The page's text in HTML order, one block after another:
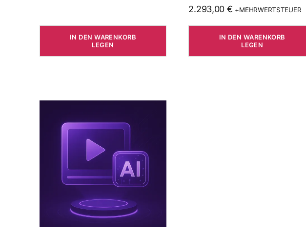
IN DEN WARENKORB
LEGEN
2.293,00 € +MEHRWERTSTEUER
IN DEN WARENKORB
LEGEN